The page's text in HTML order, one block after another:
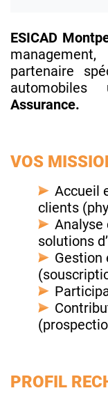
ESICAD
partenaire
Assurance.
VOS
Accueil
clients
Analyse
solutions
Gestion
PROFIL